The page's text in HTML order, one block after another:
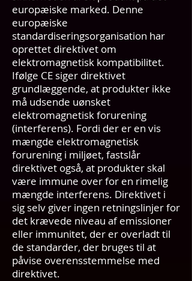
europæiske marked. Denne
europæiske
standardiseringsorganisation har
oprettet direktivet om
elektromagnetisk kompatibilitet.
Ifølge CE siger direktivet
grundlæggende, at produkter ikke
må udsende uønsket
elektromagnetisk forurening
(interferens). Fordi der er en vis
mængde elektromagnetisk
forurening i miljøet, fastslår
direktivet også, at produkter skal
være immune over for en rimelig
mængde interferens. Direktivet i
sig selv giver ingen retningslinjer for
det krævede niveau af emissioner
eller immunitet, der er overladt til
de standarder, der bruges til at
påvise overensstemmelse med
direktivet.